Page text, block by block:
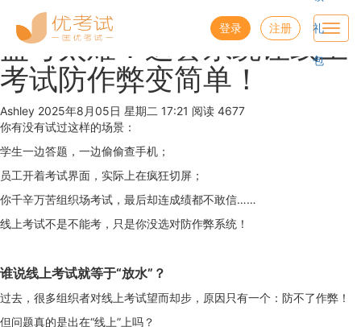
登录 注册 礼
包
监考太难？这套系统让线上
考试防作弊变简单！
Ashley 2025年8月05日 星期二 17:21 阅读 4677
你有没有试过这样的场景：
学生一边答题，一边偷偷查手机；
员工开着考试界面，实际上在疯狂切屏；
你千辛万苦组织场考试，最后却连成绩都不敢信……
线上考试不是不能考，只是你没选对防作弊系统！
谁说线上考试就等于“放水”？
过去，很多组织者对线上考试望而却步，原因只有一个：防不了作弊！
但问题真的是出在“线上”上吗？